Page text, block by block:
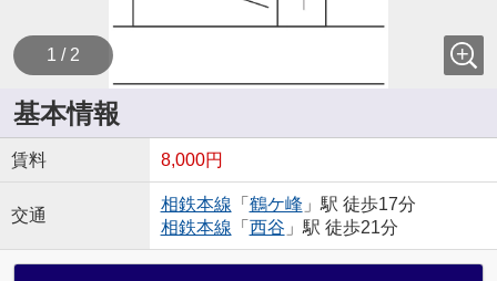
1 / 2
基本情報
賃料 8,000円
交通
相鉄本線 「 鶴ケ峰 」駅 徒歩17分
相鉄本線 「 西谷 」駅 徒歩21分